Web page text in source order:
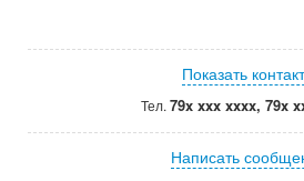
Показать
Тел. 79x xxx xxxx, 79x
Написать